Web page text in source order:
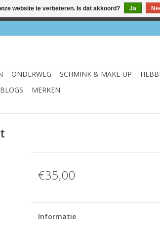
ONDERWEG SCHMINK & MAKE-UP
BLOGS MERKEN
€35,00
Informatie
website te verbeteren. Is dat akkoord? Ja
✔ Gratis verzenden vanaf €75 ✔